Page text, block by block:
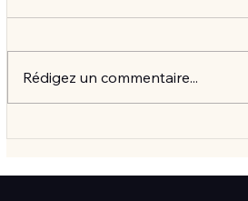
Rédigez un commentaire...